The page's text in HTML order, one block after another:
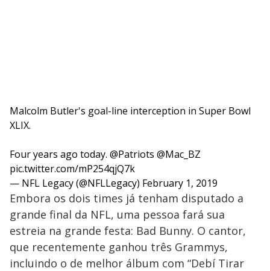
Malcolm Butler's goal-line interception in Super Bowl
XLIX.
Four years ago today. @Patriots @Mac_BZ
pic.twitter.com/mP254qjQ7k
— NFL Legacy (@NFLLegacy) February 1, 2019
Embora os dois times já tenham disputado a
grande final da NFL, uma pessoa fará sua
estreia na grande festa: Bad Bunny. O cantor,
que recentemente ganhou três Grammys,
incluindo o de melhor álbum com “Debí Tirar